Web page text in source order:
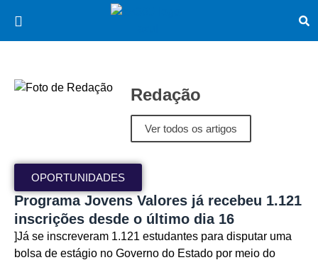
Redação
Ver todos os artigos
OPORTUNIDADES
Programa Jovens Valores já recebeu 1.121
inscrições desde o último dia 16
]Já se inscreveram 1.121 estudantes para disputar uma
bolsa de estágio no Governo do Estado por meio do